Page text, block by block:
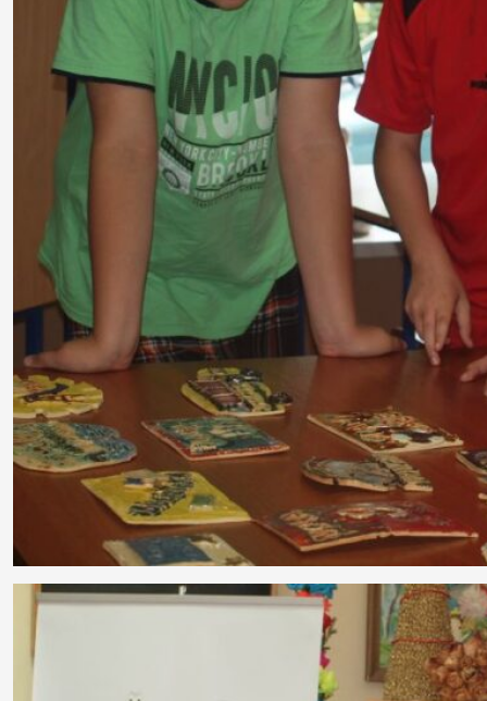
Aktualności
UTW
Kadra
Zajęcia
Wydarzenia
Konkursy
Projekty
Praca
Rozeznanie
rynku